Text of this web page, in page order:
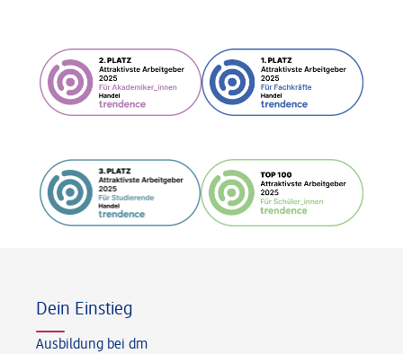
Dein Einstieg
Ausbildung bei dm